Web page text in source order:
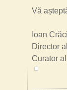
Vă
Ioan
Director
Curator